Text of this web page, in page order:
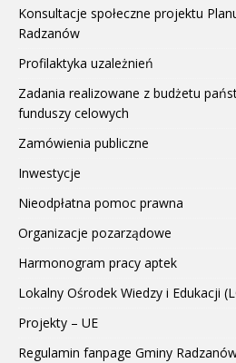
Konsultacje społeczne projektu
Radzanów
Profilaktyka uzależnień
Zadania realizowane z budżetu
funduszy celowych
Zamówienia publiczne
Inwestycje
Nieodpłatna pomoc prawna
Organizacje pozarządowe
Harmonogram pracy aptek
Lokalny Ośrodek Wiedzy i Edukacji
Projekty – UE
Regulamin fanpage Gminy